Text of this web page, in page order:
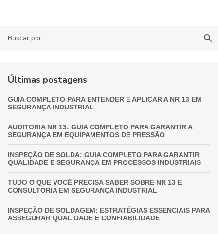
Últimas postagens
GUIA COMPLETO PARA ENTENDER E APLICAR A NR 13 EM
SEGURANÇA INDUSTRIAL
AUDITORIA NR 13: GUIA COMPLETO PARA GARANTIR A
SEGURANÇA EM EQUIPAMENTOS DE PRESSÃO
INSPEÇÃO DE SOLDA: GUIA COMPLETO PARA GARANTIR
QUALIDADE E SEGURANÇA EM PROCESSOS INDUSTRIAIS
TUDO O QUE VOCÊ PRECISA SABER SOBRE NR 13 E
CONSULTORIA EM SEGURANÇA INDUSTRIAL
INSPEÇÃO DE SOLDAGEM: ESTRATÉGIAS ESSENCIAIS PARA
ASSEGURAR QUALIDADE E CONFIABILIDADE